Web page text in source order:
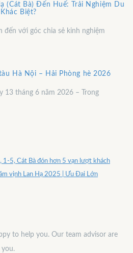
(Cát Bà) Đến Huế: Trải Nghiệm Du
Biệt?
đến với góc chia sẻ kinh nghiệm
Hà Nội – Hải Phòng hè 2026
13 tháng 6 năm 2026 – Trong
1-5, Cát Bà đón hơn 5 vạn lượt khách
vịnh Lan Hạ 2025 | Ưu Đai Lớn
to help you. Our team advisor are